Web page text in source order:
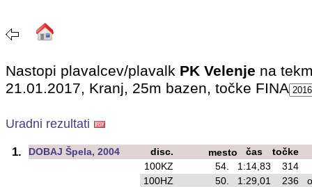
Nastopi plavalcev/plavalk PK Velenje na
21.01.2017, Kranj, 25m bazen, točke FINA
Uradni rezultati
1.
DOBAJ Špela, 2004 disc. mesto čas
točke
100KZ
54. 1:14,83 314
100HZ
50. 1:29,01 236